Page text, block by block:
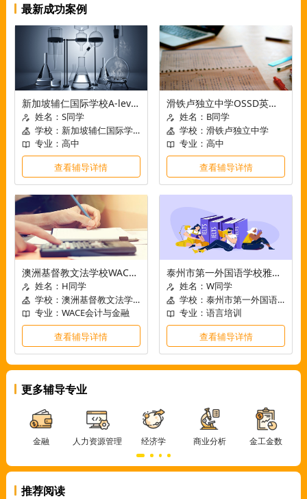
最新成功案例
新加坡辅仁国际学校A-level化学知识点梳理讲解
姓名：S同学
学校：新加坡辅仁国际学校
专业：高中
查看辅导详情
滑铁卢独立中学OSSD英语论文作业指导-好评案例
姓名：B同学
学校：滑铁卢独立中学
专业：高中
查看辅导详情
澳洲基督教文法学校WACE会计与金融课程讲解
姓名：H同学
学校：澳洲基督教文法学校
专业：WACE会计与金融
查看辅导详情
泰州市第一外国语学校雅思写作指导
姓名：W同学
学校：泰州市第一外国语学校
专业：语言培训
查看辅导详情
更多辅导专业
金融 人力资源管理 经济学 商业分析 金工金数
推荐阅读